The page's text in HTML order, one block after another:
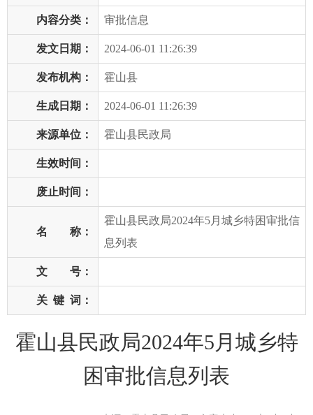
内容分类： 审批信息
发文日期： 2024-06-01 11:26:39
发布机构： 霍山县
生成日期： 2024-06-01 11:26:39
来源单位： 霍山县民政局
生效时间：
废止时间：
名 称：
霍山县民政局2024年5月城乡特困审批信
息列表
文 号：
关 键 词：
霍山县民政局2024年5月城乡特
困审批信息列表